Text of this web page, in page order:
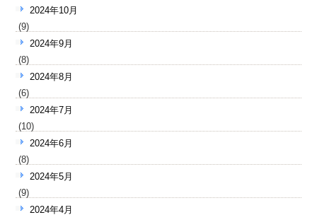
2024年10月
(9)
2024年9月
(8)
2024年8月
(6)
2024年7月
(10)
2024年6月
(8)
2024年5月
(9)
2024年4月